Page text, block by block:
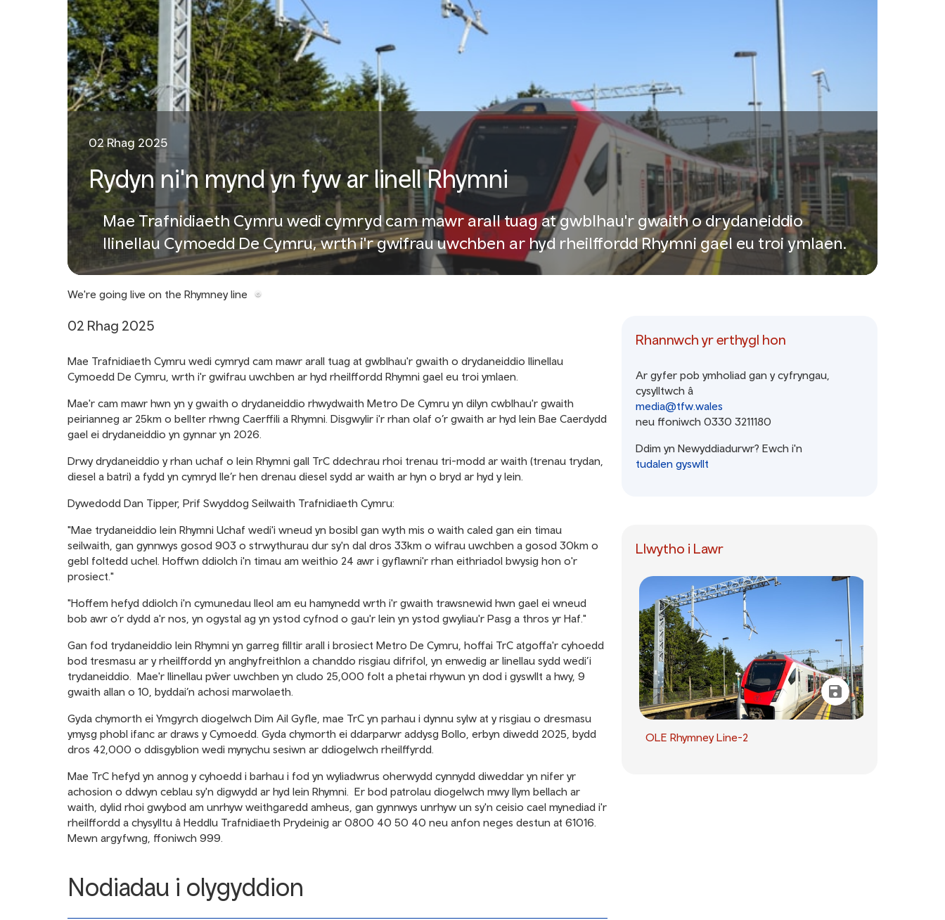
02 Rhag 2025
Rydyn ni'n mynd yn fyw ar linell Rhymni
Mae Trafnidiaeth Cymru wedi cymryd cam mawr arall tuag at gwblhau'r gwaith o drydaneiddio
llinellau Cymoedd De Cymru, wrth i'r gwifrau uwchben ar hyd rheilffordd Rhymni gael eu troi ymlaen.
We're going live on the Rhymney line
02 Rhag 2025
Mae Trafnidiaeth Cymru wedi cymryd cam mawr arall tuag at gwblhau'r gwaith o drydaneiddio llinellau
Cymoedd De Cymru, wrth i'r gwifrau uwchben ar hyd rheilffordd Rhymni gael eu troi ymlaen.
Mae'r cam mawr hwn yn y gwaith o drydaneiddio rhwydwaith Metro De Cymru yn dilyn cwblhau'r gwaith
peirianneg ar 25km o bellter rhwng Caerffili a Rhymni. Disgwylir i'r rhan olaf o’r gwaith ar hyd lein Bae Caerdydd
gael ei drydaneiddio yn gynnar yn 2026.
Drwy drydaneiddio y rhan uchaf o lein Rhymni gall TrC ddechrau rhoi trenau tri-modd ar waith (trenau trydan,
diesel a batri) a fydd yn cymryd lle’r hen drenau diesel sydd ar waith ar hyn o bryd ar hyd y lein.
Dywedodd Dan Tipper, Prif Swyddog Seilwaith Trafnidiaeth Cymru:
"Mae trydaneiddio lein Rhymni Uchaf wedi'i wneud yn bosibl gan wyth mis o waith caled gan ein timau
seilwaith, gan gynnwys gosod 903 o strwythurau dur sy'n dal dros 33km o wifrau uwchben a gosod 30km o
gebl foltedd uchel. Hoffwn ddiolch i'n timau am weithio 24 awr i gyflawni'r rhan eithriadol bwysig hon o'r
prosiect."
"Hoffem hefyd ddiolch i'n cymunedau lleol am eu hamynedd wrth i'r gwaith trawsnewid hwn gael ei wneud
bob awr o’r dydd a'r nos, yn ogystal ag yn ystod cyfnod o gau'r lein yn ystod gwyliau'r Pasg a thros yr Haf."
Gan fod trydaneiddio lein Rhymni yn garreg filltir arall i brosiect Metro De Cymru, hoffai TrC atgoffa'r cyhoedd
bod tresmasu ar y rheilffordd yn anghyfreithlon a chanddo risgiau difrifol, yn enwedig ar linellau sydd wedi’i
trydaneiddio. Mae'r llinellau pŵer uwchben yn cludo 25,000 folt a phetai rhywun yn dod i gyswllt a hwy, 9
gwaith allan o 10, byddai’n achosi marwolaeth.
Gyda chymorth ei Ymgyrch diogelwch Dim Ail Gyfle , mae TrC yn parhau i dynnu sylw at y risgiau o dresmasu
ymysg phobl ifanc ar draws y Cymoedd. Gyda chymorth ei ddarparwr addysg Bollo, erbyn diwedd 2025, bydd
dros 42,000 o ddisgyblion wedi mynychu sesiwn ar ddiogelwch rheilffyrdd.
Mae TrC hefyd yn annog y cyhoedd i barhau i fod yn wyliadwrus oherwydd cynnydd diweddar yn nifer yr
achosion o ddwyn ceblau sy'n digwydd ar hyd lein Rhymni. Er bod patrolau diogelwch mwy llym bellach ar
waith, dylid rhoi gwybod am unrhyw weithgaredd amheus, gan gynnwys unrhyw un sy'n ceisio cael mynediad i'r
rheilffordd a chysylltu â Heddlu Trafnidiaeth Prydeinig ar 0800 40 50 40 neu anfon neges destun at 61016.
Mewn argyfwng, ffoniwch 999.
Nodiadau i olygyddion
Rhannwch yr erthygl hon
Ar gyfer pob ymholiad gan y cyfryngau,
cysylltwch â
media@tfw.wales
neu ffoniwch 0330 3211180
Ddim yn Newyddiadurwr? Ewch i'n
tudalen gyswllt
Llwytho i Lawr
OLE Rhymney Line-2